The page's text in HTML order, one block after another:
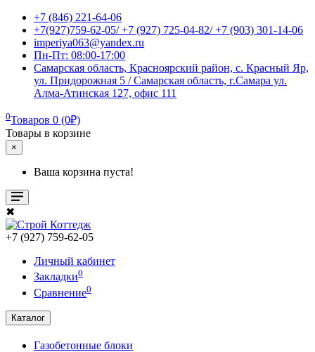
+7 (846) 221-64-06
+7(927)759-62-05/ +7 (927) 725-04-82/ +7 (903) 301-14-06
imperiya063@yandex.ru
Пн-Пт: 08:00-17:00
Самарская область, Красноярский район, с. Красный Яр,
ул. Придорожная 5 / Самарская область, г.Самара ул.
Алма-Атинская 127, офис 111
0Товаров 0 (0₽)
Товары в корзине
×
Ваша корзина пуста!
✖
+7 (927) 759-62-05
Личный кабинет
Закладки0
Сравнение0
Каталог
Газобетонные блоки